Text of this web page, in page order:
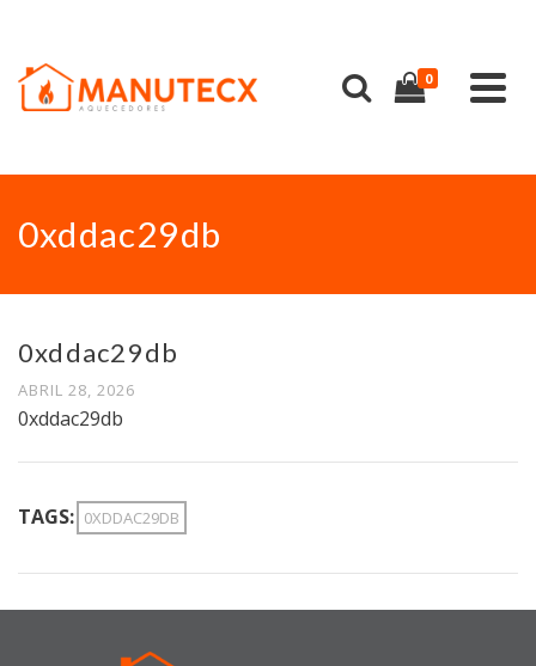
0
0xddac29db
0xddac29db
ABRIL 28, 2026
0xddac29db
TAGS: 0XDDAC29DB